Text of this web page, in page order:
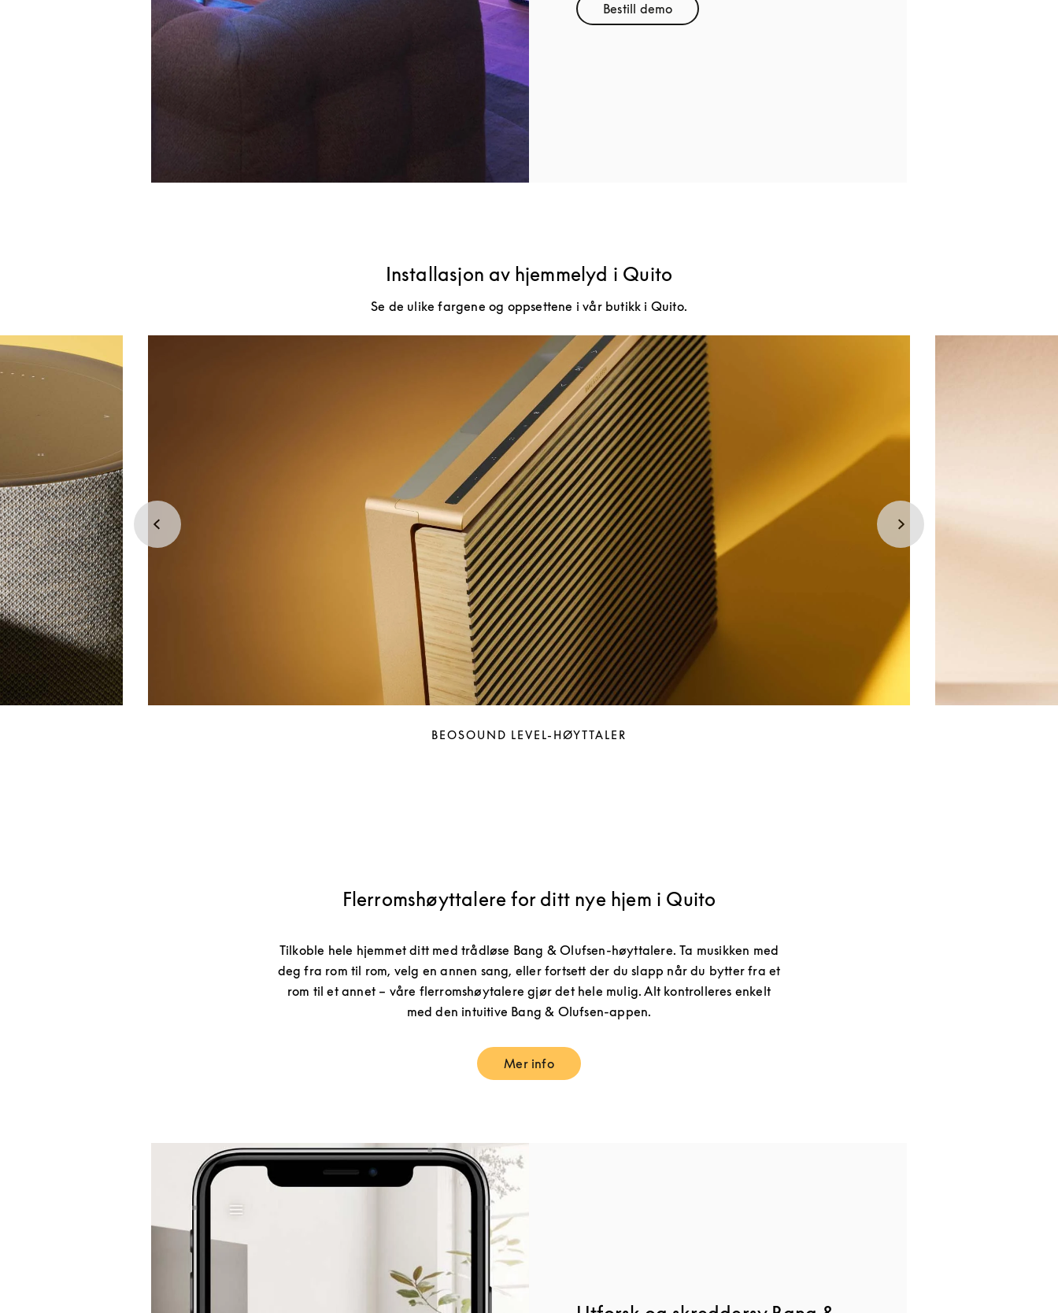
Bestill demoLink Opens in New Tab
Installasjon av hjemmelyd i Quito
Se de ulike fargene og oppsettene i vår butikk i Quito.
BEOSOUND LEVEL-HØYTTALER
Flerromshøyttalere for ditt nye hjem i Quito
Tilkoble hele hjemmet ditt med trådløse Bang & Olufsen-høyttalere. Ta musikken med
deg fra rom til rom, velg en annen sang, eller fortsett der du slapp når du bytter fra et
rom til et annet – våre flerromshøytalere gjør det hele mulig. Alt kontrolleres enkelt
med den intuitive Bang & Olufsen-appen.
Mer infoLink Opens in New Tab
Bilde av arrangement